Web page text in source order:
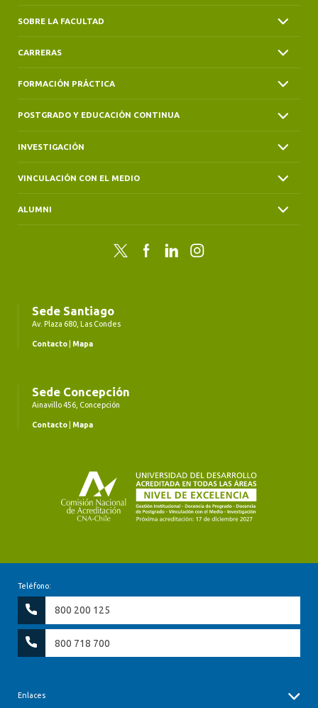
SOBRE LA FACULTAD
CARRERAS
FORMACIÓN PRÁCTICA
POSTGRADO Y EDUCACIÓN CONTINUA
INVESTIGACIÓN
VINCULACIÓN CON EL MEDIO
ALUMNI
Twitter FacebookLinkedInInstagram
Sede Santiago
Av. Plaza 680, Las Condes
Contacto Mapa
Sede Concepción
Ainavillo 456, Concepción
Contacto Mapa
Teléfono:
800 200 125
800 718 700
Enlaces